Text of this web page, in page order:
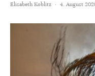
Elisabeth Koblitz · 4. August